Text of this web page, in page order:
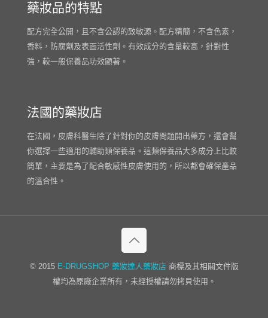
藥妝品的特點
配方完全公開，且不含公認的致敏源。配方精簡，不含色素，
香料，防腐劑及表面活性劑。有效成分的含量較高，針對性
強，較一般保養品功效顯著。
法國的藥妝店
在法國，皮膚科醫生除了針對你的皮膚問題開出藥方，還會幫
你選擇一些適用的輔助類保養品。這類保養品大多成分上比較
簡單，主要是為了配合敏感性皮膚使用的，所以都會確保產品
的溫合性。
© 2015 E-DRUGSHOP 藥妝達人藥妝店商標及其相關文件版
權均為原廠企業所有，未經授權請勿拷貝使用。